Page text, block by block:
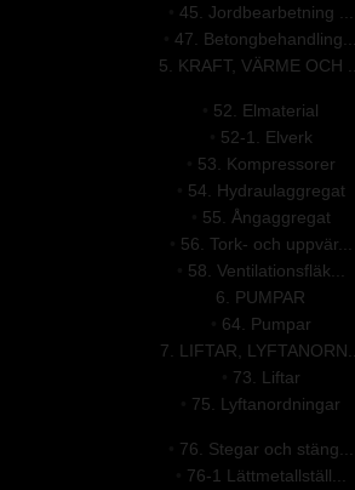
45. Jordbearbetning ...
•47. Betongbehandling...
5. KRAFT, VÄRME OCH ...
52. Elmaterial
52-1. Elverk
53. Kompressorer
54. Hydraulaggregat
55. Ångaggregat
56. Tork- och uppvär...
58. Ventilationsfläk...
6. PUMPAR
64. Pumpar
7. LIFTAR, LYFTANORN...
73. Liftar
75. Lyftanordningar
76. Stegar och stäng...
76-1 Lättmetallställ...